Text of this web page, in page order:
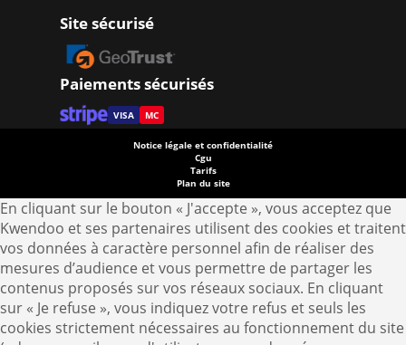
Site sécurisé
Paiements sécurisés
VISA MC
Notice légale et confidentialité
Cgu
Tarifs
Plan du site
En cliquant sur le bouton « J'accepte », vous acceptez que
Kwendoo et ses partenaires utilisent des cookies et traitent
vos données à caractère personnel afin de réaliser des
mesures d’audience et vous permettre de partager les
contenus proposés sur vos réseaux sociaux. En cliquant
sur « Je refuse », vous indiquez votre refus et seuls les
cookies strictement nécessaires au fonctionnement du site